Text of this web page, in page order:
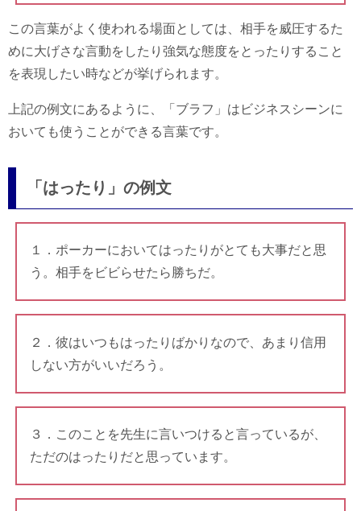
この言葉がよく使われる場面としては、相手を威圧するた
めに大げさな言動をしたり強気な態度をとったりすること
を表現したい時などが挙げられます。
上記の例文にあるように、「ブラフ」はビジネスシーンに
おいても使うことができる言葉です。
「はったり」の例文
１．ポーカーにおいてはったりがとても大事だと思
う。相手をビビらせたら勝ちだ。
２．彼はいつもはったりばかりなので、あまり信用
しない方がいいだろう。
３．このことを先生に言いつけると言っているが、
ただのはったりだと思っています。